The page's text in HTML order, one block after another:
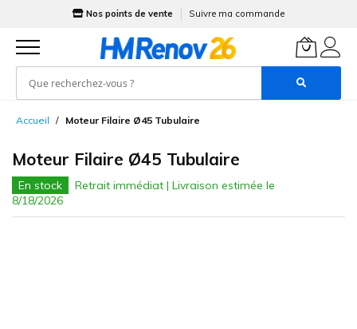
Nos points de vente Suivre ma commande
Accueil Moteur Filaire Ø45 Tubulaire
Moteur Filaire Ø45 Tubulaire
En stock